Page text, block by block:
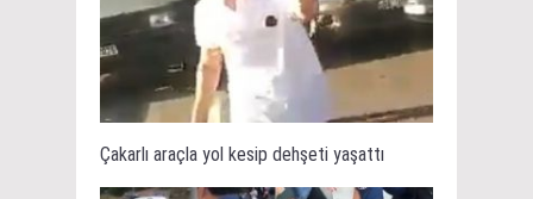
Çakarlı araçla yol kesip dehşeti yaşattı